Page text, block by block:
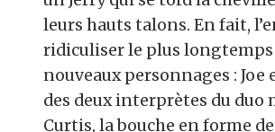
leurs hauts talons. En fait,
ridiculiser le plus
nouveaux personnages : Joe
des deux interprètes du duo
Curtis, la bouche en forme